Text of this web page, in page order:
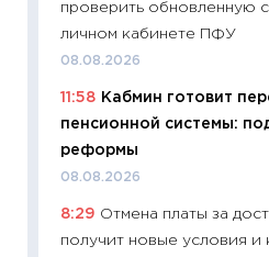
проверить обновленную
личном кабинете ПФУ
08.08.2026
11:58 Кабмин готовит
пенсионной системы:
реформы
08.08.2026
8:29 Отмена платы за
получит новые условия и